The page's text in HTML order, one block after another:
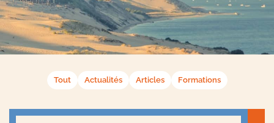
Tout Actualités Articles Formations